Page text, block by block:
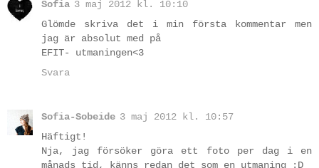
Sofia 3 maj 2012 kl. 10:10
Glömde skriva det i min första kommentar men
jag är absolut med på
EFIT- utmaningen<3
Svara
Sofia-Sobeide 3 maj 2012 kl. 10:57
Häftigt!
Nja, jag försöker göra ett foto per dag i en
månads tid, känns redan det som en utmaning :D